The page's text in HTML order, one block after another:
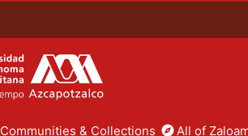
Communities & Collections All of